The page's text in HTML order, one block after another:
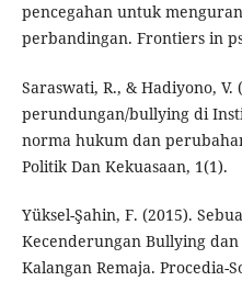
pencegahan untuk
perbandingan. Frontiers in
Saraswati, R., & Hadiyono, V.
perundungan/bullying di
norma hukum dan
Politik Dan Kekuasaan, 1(1).
Yüksel-Şahin, F. (2015).
Kecenderungan Bullying
Kalangan Remaja. Procedia-